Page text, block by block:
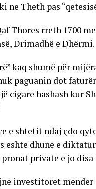
ne Theth pas
Thores rreth 1700
Drimadhë e Dhërmi.
kaq shumë për
paguanin dot
cigare hashash kur
e shtetit ndaj çdo
eshte dhune e
private e jo
investitoret